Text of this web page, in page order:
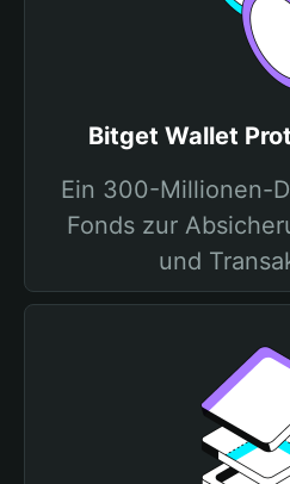
Bitget Wallet
Ein 300-Millionen-
Fonds zur
und